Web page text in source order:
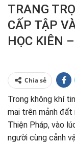
TRANG
CẤP TẬP
HỌC KIÊN
Chia sẻ
Trong không khí
mai trên mảnh
Thiện Pháp, vào
người cùng cảnh